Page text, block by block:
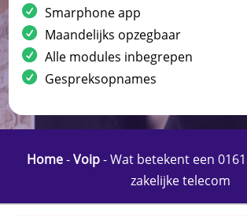
Smarphone app
Maandelijks opzegbaar
Alle modules inbegrepen
Gespreksopnames
Home-Voip-Wat betekent een
zakelijke telecom